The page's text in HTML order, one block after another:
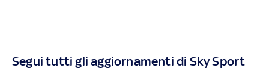
Segui tutti gli aggiornamenti di Sky Sport